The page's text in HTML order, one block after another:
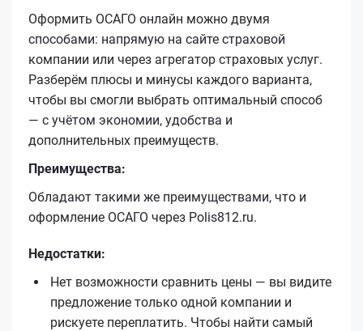
Оформить ОСАГО онлайн можно двумя
способами: напрямую на сайте страховой
компании или через агрегатор страховых услуг.
Разберём плюсы и минусы каждого варианта,
чтобы вы смогли выбрать оптимальный способ
— с учётом экономии, удобства и
дополнительных преимуществ.
Преимущества:
Обладают такими же преимуществами, что и
оформление ОСАГО через Polis812.ru.
Недостатки:
Нет возможности сравнить цены — вы видите
предложение только одной компании и
рискуете переплатить. Чтобы найти самый